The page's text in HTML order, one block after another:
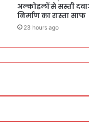
अल्कोहलों से सस्ती
निर्माण का रास्ता साफ
23 hours ago